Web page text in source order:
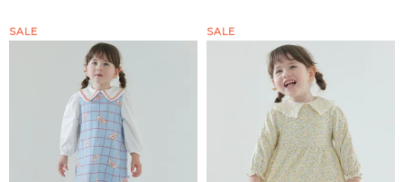
SALE SALE